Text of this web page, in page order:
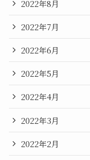
2022年8月
2022年7月
2022年6月
2022年5月
2022年4月
2022年3月
2022年2月